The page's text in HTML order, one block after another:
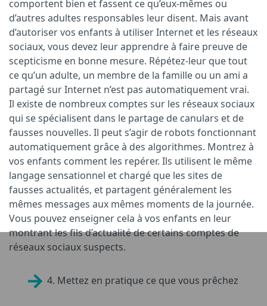
comportent bien et fassent ce qu’eux-mêmes ou
d’autres adultes responsables leur disent. Mais avant
d’autoriser vos enfants à utiliser Internet et les réseaux
sociaux, vous devez leur apprendre à faire preuve de
scepticisme en bonne mesure. Répétez-leur que tout
ce qu’un adulte, un membre de la famille ou un ami a
partagé sur Internet n’est pas automatiquement vrai.
Il existe de nombreux comptes sur les réseaux sociaux
qui se spécialisent dans le partage de canulars et de
fausses nouvelles. Il peut s’agir de robots fonctionnant
automatiquement grâce à des algorithmes. Montrez à
vos enfants comment les repérer. Ils utilisent le même
langage sensationnel et chargé que les sites de
fausses actualités, et partagent généralement les
mêmes messages aux mêmes moments de la journée.
Vous pouvez enseigner cela à vos enfants en leur
montrant les fils d’actualité de certains comptes de
réseaux sociaux suspects.
4. Mettez en pratique ce que vous prêchez